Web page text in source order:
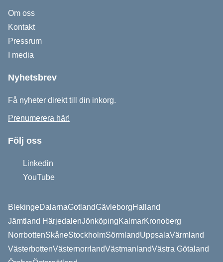
Om oss
Kontakt
Pressrum
I media
Nyhetsbrev
Få nyheter direkt till din inkorg.
Prenumerera här!
Följ oss
Linkedin
YouTube
BlekingeDalarnaGotlandGävleborgHalland
Jämtland HärjedalenJönköpingKalmarKronoberg
NorrbottenSkåneStockholmSörmlandUppsalaVärmland
VästerbottenVästernorrlandVästmanlandVästra Götaland